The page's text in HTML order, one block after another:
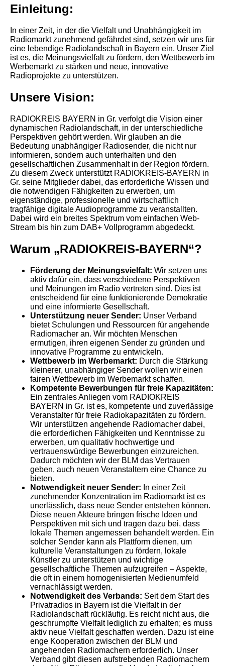
Einleitung:
In einer Zeit, in der die Vielfalt und Unabhängigkeit im
Radiomarkt zunehmend gefährdet sind, setzen wir uns für
eine lebendige Radiolandschaft in Bayern ein. Unser Ziel
ist es, die Meinungsvielfalt zu fördern, den Wettbewerb im
Werbemarkt zu stärken und neue, innovative
Radioprojekte zu unterstützen.
Unsere Vision:
RADIOKREIS BAYERN in Gr. verfolgt die Vision einer
dynamischen Radiolandschaft, in der unterschiedliche
Perspektiven gehört werden. Wir glauben an die
Bedeutung unabhängiger Radiosender, die nicht nur
informieren, sondern auch unterhalten und den
gesellschaftlichen Zusammenhalt in der Region fördern.
Zu diesem Zweck unterstützt RADIOKREIS-BAYERN in
Gr. seine Mitglieder dabei, das erforderliche Wissen und
die notwendigen Fähigkeiten zu erwerben, um
eigenständige, professionelle und wirtschaftlich
tragfähige digitale Audioprogramme zu veranstallten.
Dabei wird ein breites Spektrum vom einfachen Web-
Stream bis hin zum DAB+ Vollprogramm abgedeckt.
Warum „RADIOKREIS-BAYERN“?
Förderung der Meinungsvielfalt: Wir setzen uns
aktiv dafür ein, dass verschiedene Perspektiven
und Meinungen im Radio vertreten sind. Dies ist
entscheidend für eine funktionierende Demokratie
und eine informierte Gesellschaft.
Unterstützung neuer Sender: Unser Verband
bietet Schulungen und Ressourcen für angehende
Radiomacher an. Wir möchten Menschen
ermutigen, ihren eigenen Sender zu gründen und
innovative Programme zu entwickeln.
Wettbewerb im Werbemarkt: Durch die Stärkung
kleinerer, unabhängiger Sender wollen wir einen
fairen Wettbewerb im Werbemarkt schaffen.
Kompetente Bewerbungen für freie Kapazitäten:
Ein zentrales Anliegen vom RADIOKREIS
BAYERN in Gr. ist es, kompetente und zuverlässige
Veranstalter für freie Radiokapazitäten zu fördern.
Wir unterstützen angehende Radiomacher dabei,
die erforderlichen Fähigkeiten und Kenntnisse zu
erwerben, um qualitativ hochwertige und
vertrauenswürdige Bewerbungen einzureichen.
Dadurch möchten wir der BLM das Vertrauen
geben, auch neuen Veranstaltern eine Chance zu
bieten.
Notwendigkeit neuer Sender: In einer Zeit
zunehmender Konzentration im Radiomarkt ist es
unerlässlich, dass neue Sender entstehen können.
Diese neuen Akteure bringen frische Ideen und
Perspektiven mit sich und tragen dazu bei, dass
lokale Themen angemessen behandelt werden. Ein
solcher Sender kann als Plattform dienen, um
kulturelle Veranstaltungen zu fördern, lokale
Künstler zu unterstützen und wichtige
gesellschaftliche Themen aufzugreifen – Aspekte,
die oft in einem homogenisierten Medienumfeld
vernachlässigt werden.
Notwendigkeit des Verbands: Seit dem Start des
Privatradios in Bayern ist die Vielfalt in der
Radiolandschaft rückläufig. Es reicht nicht aus, die
geschrumpfte Vielfalt lediglich zu erhalten; es muss
aktiv neue Vielfalt geschaffen werden. Dazu ist eine
enge Kooperation zwischen der BLM und
angehenden Radiomachern erforderlich. Unser
Verband gibt diesen aufstrebenden Radiomachern